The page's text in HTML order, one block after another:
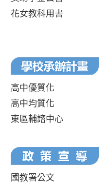
花女教科用書
高中優質化
高中均質化
東區輔諮中心
國教署公文